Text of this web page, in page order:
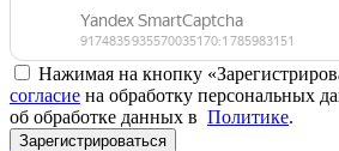
Нажимая на кнопку
согласие на обработку персональных
об обработке данных в Политике.
Зарегистрироваться